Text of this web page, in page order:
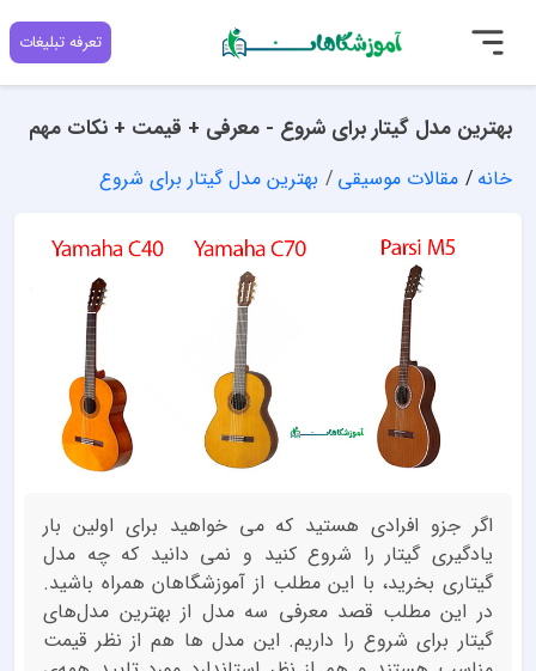
تعرفه تبلیغات
بهترین مدل گیتار برای شروع - معرفی + قیمت + نکات مهم
خانه مقالات موسیقی بهترین مدل گیتار برای شروع
اگر جزو افرادی هستید که می خواهید برای اولین بار
یادگیری گیتار را شروع کنید و نمی دانید که چه مدل
گیتاری بخرید، با این مطلب از آموزشگاهان همراه باشید.
در این مطلب قصد معرفی سه مدل از بهترین مدل‌های
گیتار برای شروع را داریم. این مدل ها هم از نظر قیمت